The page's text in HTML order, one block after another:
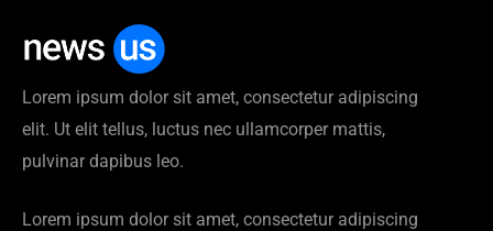
Lorem ipsum dolor sit amet, consectetur adipiscing
elit. Ut elit tellus, luctus nec ullamcorper mattis,
pulvinar dapibus leo.
Lorem ipsum dolor sit amet, consectetur adipiscing